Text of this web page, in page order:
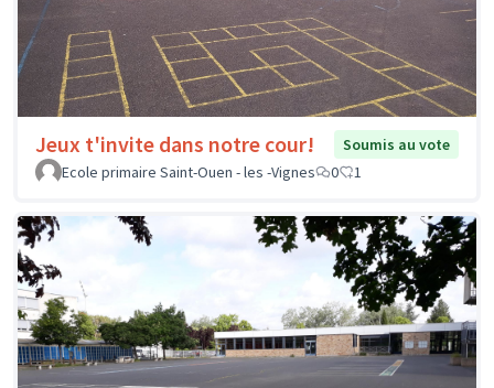
Jeux t'invite dans notre cour!
Soumis au vote
Ecole primaire Saint-Ouen - les -Vignes
0 1